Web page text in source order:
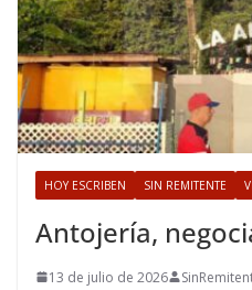
HOY ESCRIBEN SIN REMITENTE
Antojería,
13 de julio de 2026